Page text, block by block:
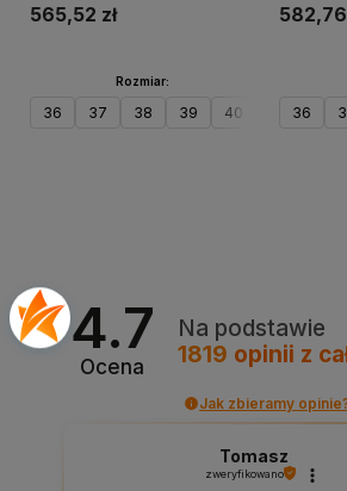
565,52 zł
Rozmiar:
36 37 38 39 40
582,76
36
4.7
Ocena
Na podstawie
1819 opinii z
Jak zbieramy
Tomasz
zweryfikowano